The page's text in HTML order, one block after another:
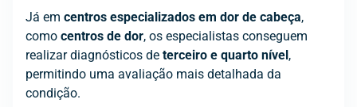
Já em centros especializados em dor de cabeça,
como centros de dor, os especialistas conseguem
realizar diagnósticos de terceiro e quarto nível ,
permitindo uma avaliação mais detalhada da
condição.